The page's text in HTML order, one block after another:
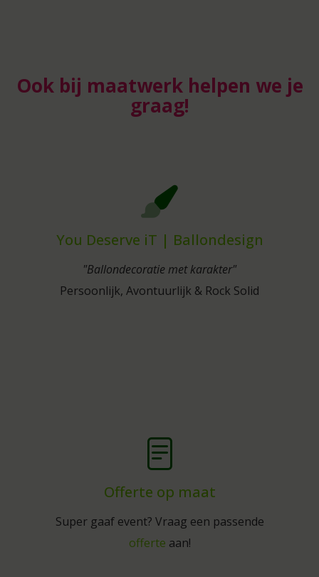
Ook bij maatwerk helpen we je
graag!
You Deserve iT | Ballondesign
"Ballondecoratie met karakter"
Persoonlijk, Avontuurlijk & Rock Solid
Offerte op maat
Super gaaf event? Vraag een passende
offerte aan!